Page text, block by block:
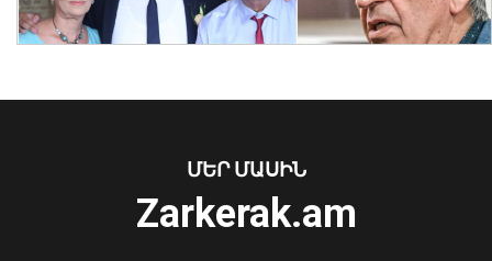
«Պարտվեցինք դաժան հիվանդության
ՄԵՐ ՄԱՍԻՆ
Zarkerak.am